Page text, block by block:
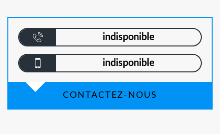
indisponible
indisponible
CONTACTEZ-NOUS